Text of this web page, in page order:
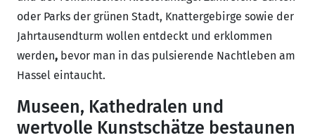
oder Parks der grünen Stadt, Knattergebirge sowie der
Jahrtausendturm wollen entdeckt und erklommen
werden, bevor man in das pulsierende Nachtleben am
Hassel eintaucht.
Museen, Kathedralen und
wertvolle Kunstschätze bestaunen